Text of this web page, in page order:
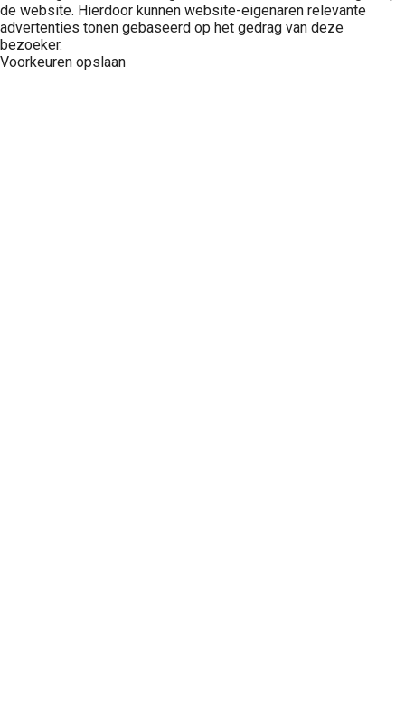
de website. Hierdoor kunnen website-eigenaren relevante
advertenties tonen gebaseerd op het gedrag van deze
bezoeker.
Voorkeuren opslaan